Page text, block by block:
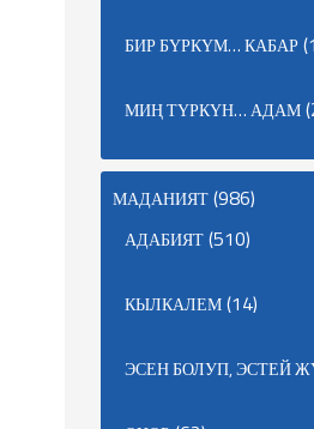
БИР БҮРКҮМ… КАБАР
МИҢ ТҮРКҮН… АДАМ
МАДАНИЯТ(986)
АДАБИЯТ(510)
КЫЛКАЛЕМ(14)
ЭСЕН БОЛУП, ЭСТЕЙ